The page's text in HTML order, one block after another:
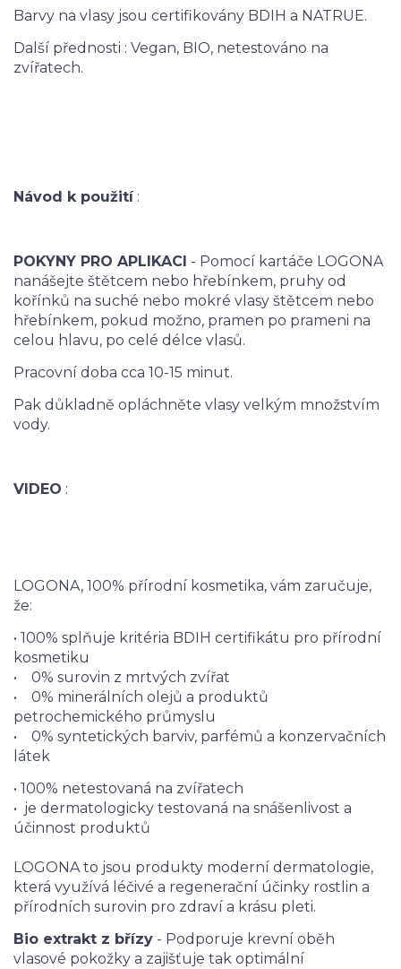
Barvy na vlasy jsou certifikovány BDIH a NATRUE.
Další přednosti : Vegan, BIO, netestováno na
zvířatech.
Návod k použití:
POKYNY PRO APLIKACI - Pomocí kartáče LOGONA
nanášejte štětcem nebo hřebínkem, pruhy od
kořínků na suché nebo mokré vlasy štětcem nebo
hřebínkem, pokud možno, pramen po prameni na
celou hlavu, po celé délce vlasů.
Pracovní doba cca 10-15 minut.
Pak důkladně opláchněte vlasy velkým množstvím
vody.
VIDEO :
LOGONA, 100% přírodní kosmetika, vám zaručuje,
že:
• 100% splňuje kritéria BDIH certifikátu pro přírodní
kosmetiku
• 0% surovin z mrtvých zvířat
• 0% minerálních olejů a produktů
petrochemického průmyslu
• 0% syntetických barviv, parfémů a konzervačních
látek
• 100% netestovaná na zvířatech
• je dermatologicky testovaná na snášenlivost a
účinnost produktů
LOGONA to jsou produkty moderní dermatologie,
která využívá léčivé a regenerační účinky rostlin a
přírodních surovin pro zdraví a krásu pleti.
Bio extrakt z břízy - Podporuje krevní oběh
vlasové pokožky a zajišťuje tak optimální